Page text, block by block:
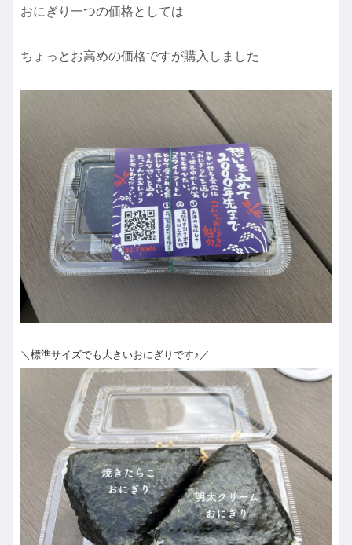
おにぎり一つの価格としては
ちょっとお高めの価格ですが購入しました
＼標準サイズでも大きいおにぎりです♪／